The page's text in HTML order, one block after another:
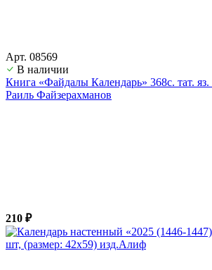
Арт. 08569
В наличии
Книга «Файдалы Календарь» 368с. тат.
Раиль Файзерахманов
210 ₽